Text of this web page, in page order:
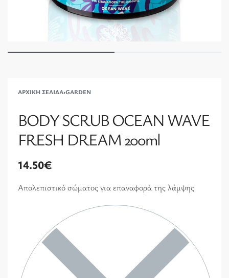
ΑΡΧΙΚΉ ΣΕΛΊΔΑ›GARDEN
BODY SCRUB OCEAN WAVE
FRESH DREAM 200ml
14.50€
Απολεπιστικό σώματος για επαναφορά της λάμψης